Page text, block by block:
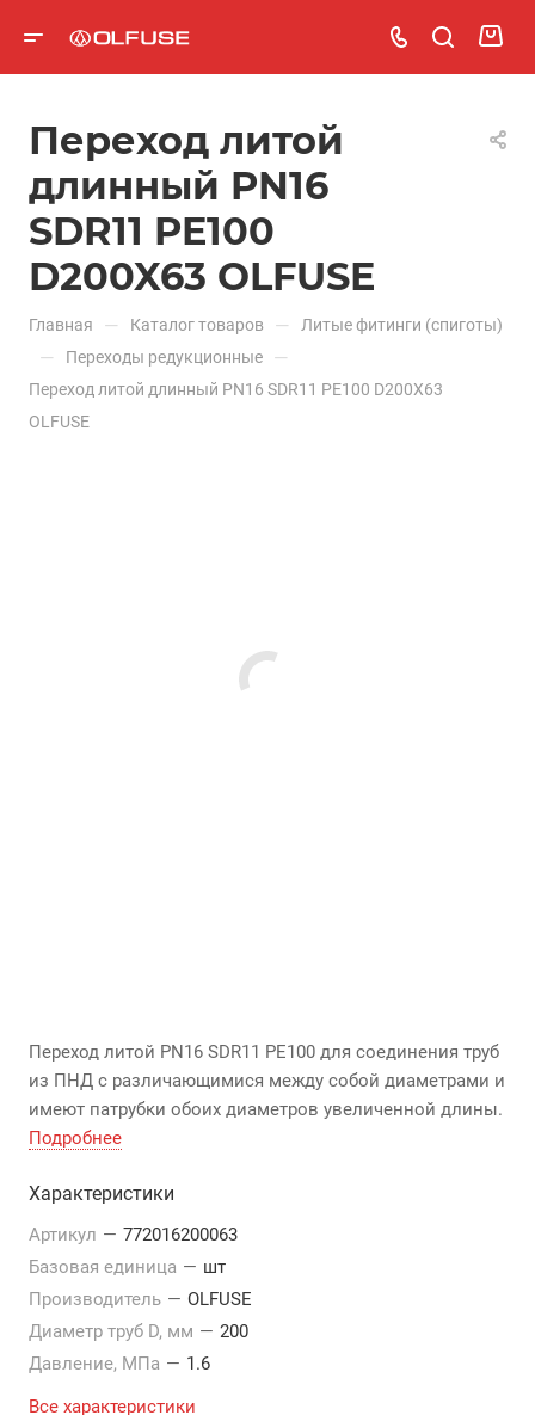
Переход литой
длинный PN16
SDR11 PE100
D200X63 OLFUSE
Главная — Каталог товаров — Литые фитинги (спиготы)
— Переходы редукционные —
Переход литой длинный PN16 SDR11 PE100 D200X63
OLFUSE
Переход литой PN16 SDR11 PE100 для соединения труб
из ПНД с различающимися между собой диаметрами и
имеют патрубки обоих диаметров увеличенной длины.
Подробнее
Характеристики
Артикул — 772016200063
Базовая единица — шт
Производитель — OLFUSE
Диаметр труб D, мм — 200
Давление, МПа — 1.6
Все характеристики